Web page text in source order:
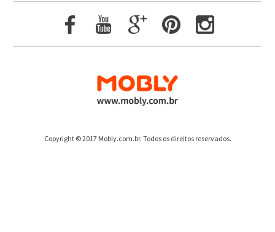
Copyright © 2017 Mobly.com.br. Todos os direitos reservados.